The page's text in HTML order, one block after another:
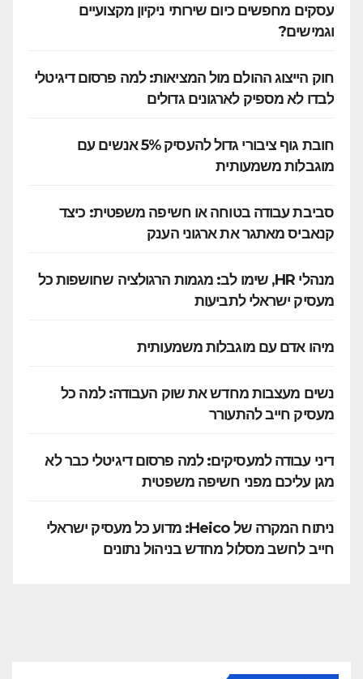
עסקים מחפשים כיום שירותי ניקיון מקצועיים
וגמישים?
חוק הייצוג ההולם מול המציאות: למה פרסום דיגיטלי
לבדו לא מספיק לארגונים גדולים
חובת גוף ציבורי גדול להעסיק 5% אנשים עם
מוגבלות משמעותית
סביבת עבודה בטוחה או חשיפה משפטית: כיצד
קנאביס מאתגר את ארגוני הענק
מנהלי HR, שימו לב: מגמות הרגולציה שחושפות כל
מעסיק ישראלי לתביעות
מיהו אדם עם מוגבלות משמעותית
נשים מעצבות מחדש את שוק העבודה: למה כל
מעסיק חייב להתעורר
דיני עבודה למעסיקים: למה פרסום דיגיטלי כבר לא
מגן עליכם מפני חשיפה משפטית
ניתוח המקרה של Heico: מדוע כל מעסיק ישראלי
חייב לחשב מסלול מחדש בניהול נתונים